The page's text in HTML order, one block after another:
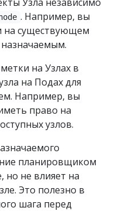
. Например, вы
на существующем
на Узлах в
на Подах для
Например, вы
право на
узлов.
планировщиком
но не влияет на
Это полезно в
шага перед